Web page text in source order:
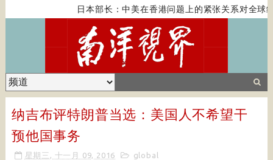
日本部长：中美在香港问题上的紧张关系对全球经
纳吉布评特朗普当选：美国人不希望干
预他国事务
星期三, 十一月 09, 2016 global